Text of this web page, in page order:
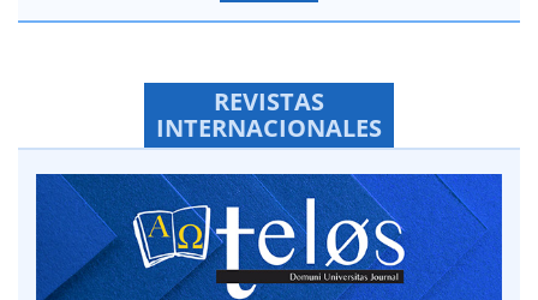
REVISTAS
INTERNACIONALES